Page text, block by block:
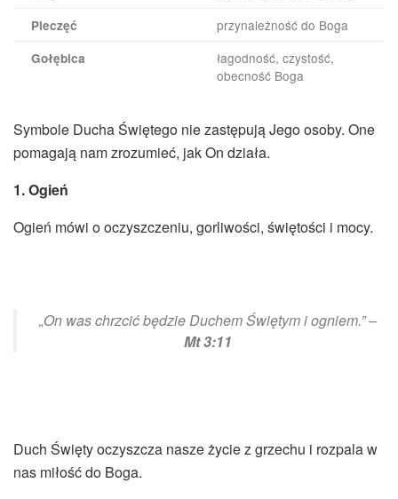
Pieczęć przynależność do Boga
Gołębica
łagodność, czystość,
obecność Boga
Symbole Ducha Świętego nie zastępują Jego osoby. One
pomagają nam zrozumieć, jak On działa.
1. Ogień
Ogień mówi o oczyszczeniu, gorliwości, świętości i mocy.
„On was chrzcić będzie Duchem Świętym i ogniem.” –
Mt 3:11
Duch Święty oczyszcza nasze życie z grzechu i rozpala w
nas miłość do Boga.